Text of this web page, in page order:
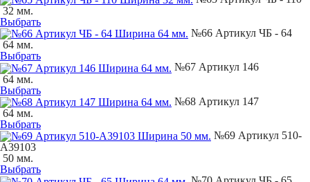
32 мм.
Выбрать
№66 Артикул ЧБ - 64
64 мм.
Выбрать
№67 Артикул 146
64 мм.
Выбрать
№68 Артикул 147
64 мм.
Выбрать
№69 Артикул 510-
А39103
50 мм.
Выбрать